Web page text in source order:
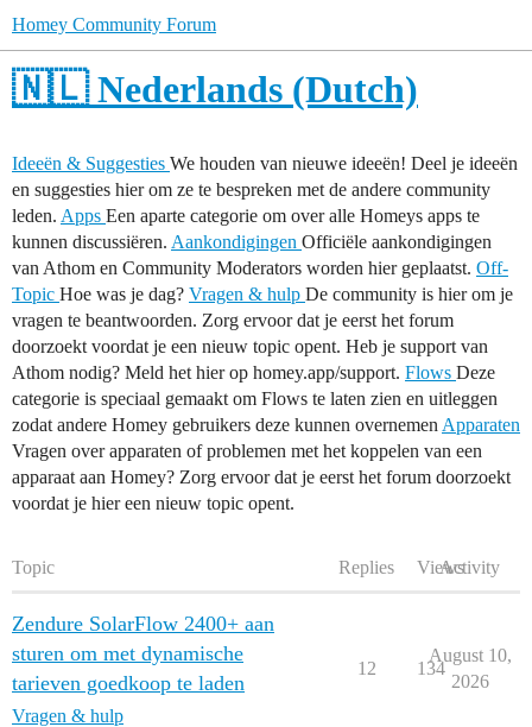
Homey Community Forum
🇳🇱 Nederlands (Dutch)
Ideeën & Suggesties We houden van nieuwe ideeën! Deel je ideeën
en suggesties hier om ze te bespreken met de andere community
leden. Apps Een aparte categorie om over alle Homeys apps te
kunnen discussiëren. Aankondigingen Officiële aankondigingen
van Athom en Community Moderators worden hier geplaatst. Off-
Topic Hoe was je dag? Vragen & hulp De community is hier om je
vragen te beantwoorden. Zorg ervoor dat je eerst het forum
doorzoekt voordat je een nieuw topic opent. Heb je support van
Athom nodig? Meld het hier op homey.app/support. Flows Deze
categorie is speciaal gemaakt om Flows te laten zien en uitleggen
zodat andere Homey gebruikers deze kunnen overnemen Apparaten
Vragen over apparaten of problemen met het koppelen van een
apparaat aan Homey? Zorg ervoor dat je eerst het forum doorzoekt
voordat je hier een nieuw topic opent.
Topic Replies ViewsActivity
Zendure SolarFlow 2400+ aan
sturen om met dynamische
tarieven goedkoop te laden
Vragen & hulp
12 134
August 10,
2026